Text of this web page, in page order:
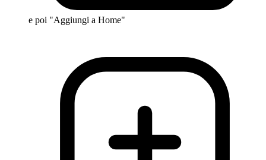
e poi "Aggiungi a Home"